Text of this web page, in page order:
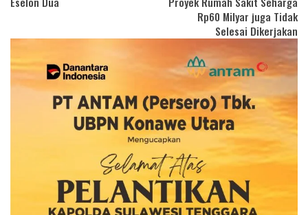
Rp60 Milyar juga Tidak
Selesai Dikerjakan